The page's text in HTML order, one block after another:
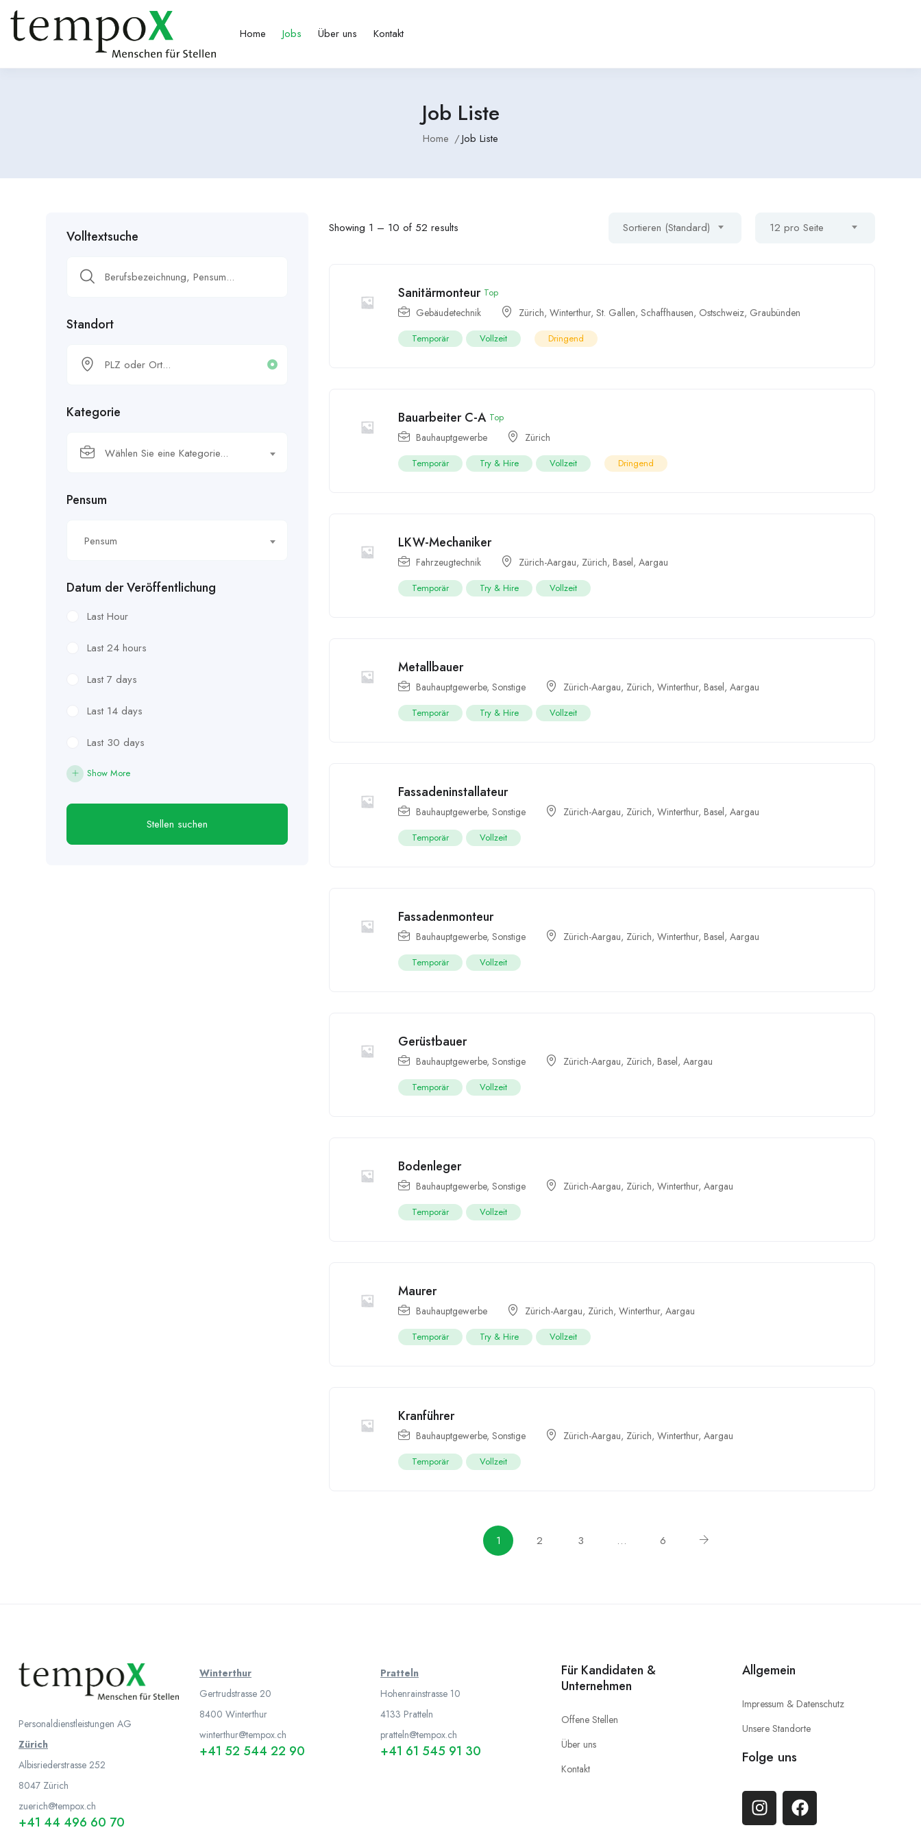
Home Jobs Über uns Kontakt
Job Liste
Home Job Liste
Volltextsuche
Standort
Kategorie
Wählen Sie eine Kategorie...
Pensum
Pensum
Datum der Veröffentlichung
Last Hour
Last 24 hours
Last 7 days
Last 14 days
Last 30 days
Show More
Stellen suchen
Showing 1 – 10 of 52 results Sortieren (Standard) 12 pro Seite
Sanitärmonteur Top
Gebäudetechnik Zürich,Winterthur,St. Gallen,Schaffhausen, Ostschweiz, Graubünden
Temporär Vollzeit Dringend
Bauarbeiter C-A Top
Bauhauptgewerbe Zürich
Temporär Try & Hire Vollzeit Dringend
LKW-Mechaniker
Fahrzeugtechnik Zürich-Aargau, Zürich, Basel,Aargau
Temporär Try & Hire Vollzeit
Metallbauer
Bauhauptgewerbe,Sonstige Zürich-Aargau, Zürich,Winterthur, Basel,Aargau
Temporär Try & Hire Vollzeit
Fassadeninstallateur
Bauhauptgewerbe,Sonstige Zürich-Aargau, Zürich,Winterthur, Basel,Aargau
Temporär Vollzeit
Fassadenmonteur
Bauhauptgewerbe,Sonstige Zürich-Aargau, Zürich,Winterthur, Basel,Aargau
Temporär Vollzeit
Gerüstbauer
Bauhauptgewerbe,Sonstige Zürich-Aargau, Zürich, Basel,Aargau
Temporär Vollzeit
Bodenleger
Bauhauptgewerbe,Sonstige Zürich-Aargau, Zürich,Winterthur,Aargau
Temporär Vollzeit
Maurer
Bauhauptgewerbe Zürich-Aargau, Zürich,Winterthur,Aargau
Temporär Try & Hire Vollzeit
Kranführer
Bauhauptgewerbe,Sonstige Zürich-Aargau, Zürich,Winterthur,Aargau
Temporär Vollzeit
1 2 3 … 6
Personaldienstleistungen AG
Zürich
Albisriederstrasse 252
8047 Zürich
zuerich@tempox.ch
+41 44 496 60 70
Winterthur
Gertrudstrasse 20
8400 Winterthur
winterthur@tempox.ch
+41 52 544 22 90
Pratteln
Hohenrainstrasse 10
4133 Pratteln
pratteln@tempox.ch
+41 61 545 91 30
Für Kandidaten &
Unternehmen
Offene Stellen
Über uns
Kontakt
Allgemein
Impressum & Datenschutz
Unsere Standorte
Folge uns